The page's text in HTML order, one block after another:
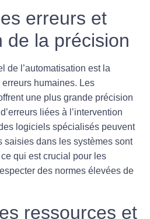
erreurs et
de la précision
de l’automatisation est la
humaines. Les
une plus grande précision
liées à l’intervention
logiciels spécialisés peuvent
saisies dans les systèmes sont
qui est crucial pour les
des normes élevées de
ressources et